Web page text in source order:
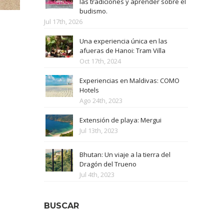
budismo.
Jul 17th, 2026
Una experiencia única en las
afueras de Hanoi: Tram Villa
Oct 17th, 2024
Experiencias en Maldivas: COMO
Hotels
Ago 24th, 2023
Extensión de playa: Mergui
Jul 13th, 2023
Bhutan: Un viaje a la tierra del
Dragón del Trueno
Jul 4th, 2023
BUSCAR